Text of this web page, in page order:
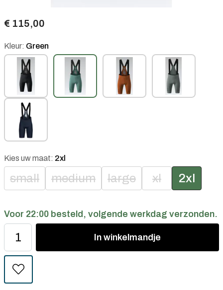
€ 115,00
Kleur: Green
Kies uw maat: 2xl
small medium large xl 2xl
Voor 22:00 besteld, volgende werkdag verzonden.
In winkelmandje